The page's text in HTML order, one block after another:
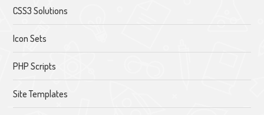
CSS3 Solutions
Icon Sets
PHP Scripts
Site Templates